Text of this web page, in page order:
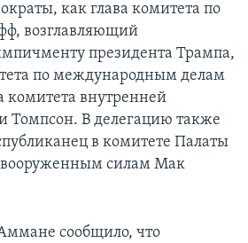
как глава комитета по
возглавляющий
президента Трампа,
по международным делам
комитета внутренней
Томпсон. В делегацию также
в комитете Палаты
вооруженным силам Мак
сообщило, что